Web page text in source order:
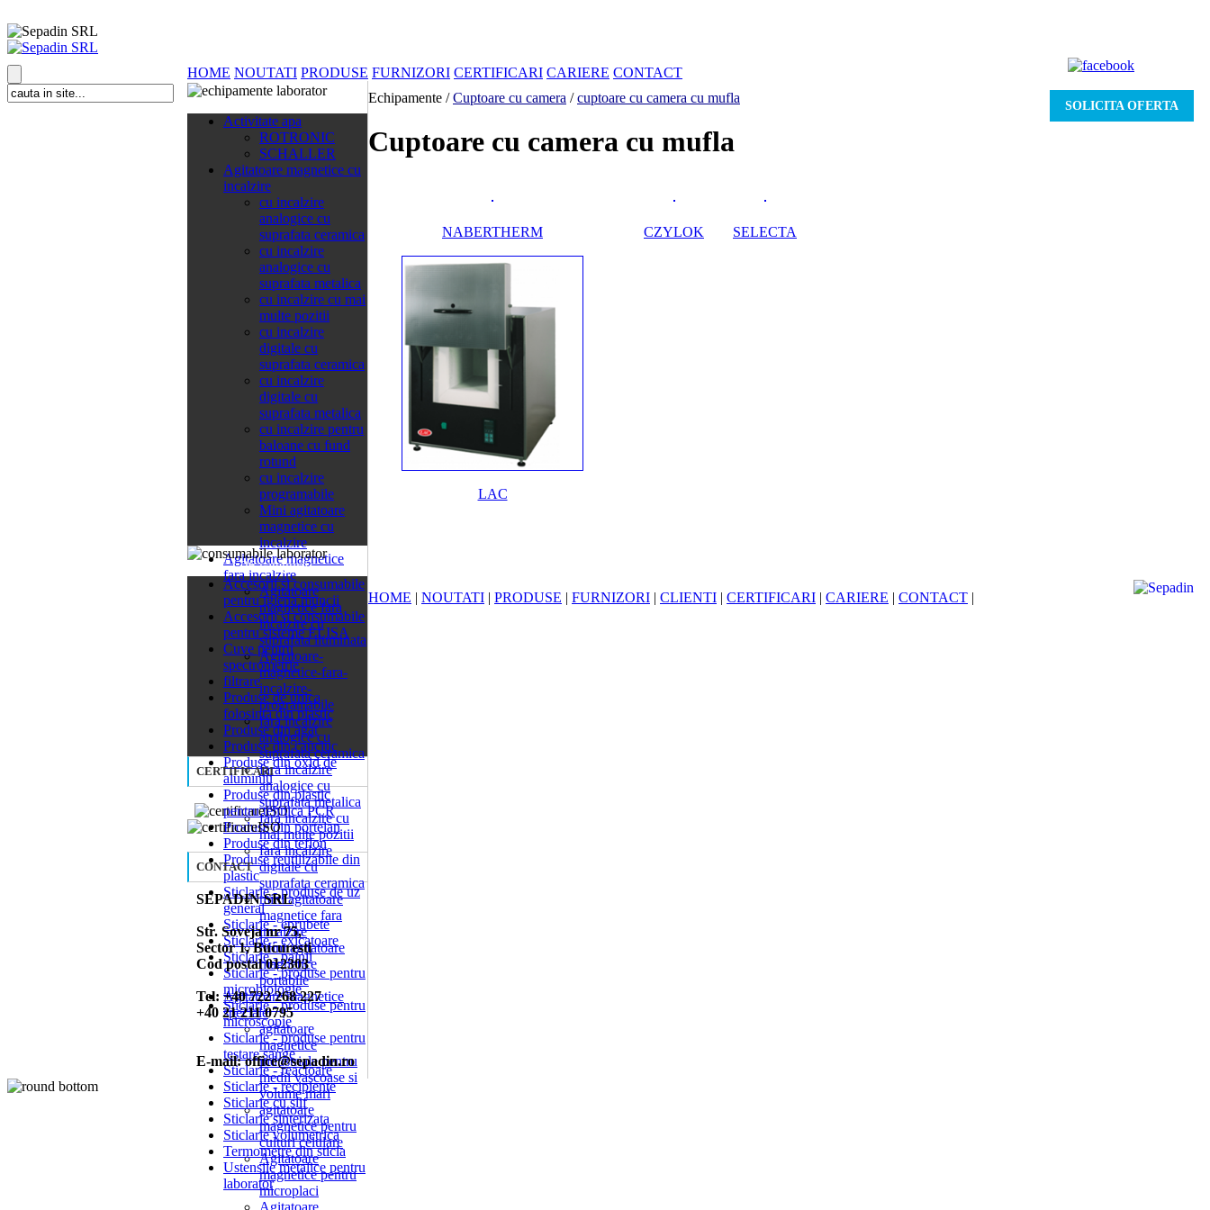
HOME NOUTATI PRODUSE FURNIZORI CERTIFICARI CARIERE CONTACT
Activitate apa
ROTRONIC
SCHALLER
Agitatoare magnetice cu
incalzire
cu incalzire
analogice cu
suprafata ceramica
cu incalzire
analogice cu
suprafata metalica
cu incalzire cu mai
multe pozitii
cu incalzire
digitale cu
suprafata ceramica
cu incalzire
digitale cu
suprafata metalica
cu incalzire pentru
baloane cu fund
rotund
cu incalzire
programabile
Mini agitatoare
magnetice cu
incalzire
Agitatoare magnetice
fara incalzire
Agitatoare
magnetice fara
incalzire cu
suprafata iluminata
Agitatoare-
magnetice-fara-
incalzire-
programabile
fara incalzire
analogice cu
suprafata ceramica
fara incalzire
analogice cu
suprafata metalica
fara incalzire cu
mai multe pozitii
fara incalzire
digitale cu
suprafata ceramica
mini agitatoare
magnetice fara
incalzire
Mini agitatoare
magnetice
portabile
Agitatoare magnetice
speciale
agitatoare
magnetice
industriale pentru
medii vascoase si
volume mari
agitatoare
magnetice pentru
culturi celulare
Agitatoare
magnetice pentru
microplaci
Agitatoare
26 categorii
Accesorii si consumabile
pentru igiena muncii
Accesorii si consumabile
pentru sisteme ELISA
Cuve pentru
spectrometrie
filtrare
Produse de unica
folosinta din plastic
Produse din agat
Produse din cauciuc
Produse din oxid de
aluminiu
Produse din plastic
pentru tehnica PCR
Produse din portelan
Produse din teflon
Produse reutilizabile din
plastic
Sticlarie - produse de uz
general
Sticlarie - eprubete
Sticlarie - exicatoare
Sticlarie - palnii
Sticlarie - produse pentru
microbiologie
Sticlarie - produse pentru
microscopie
Sticlarie - produse pentru
testare sange
Sticlarie - reactoare
Sticlarie - recipiente
Sticlarie cu slif
Sticlarie sinterizata
Sticlarie volumetrica
Termometre din sticla
Ustensile metalice pentru
laborator
CERTIFICARI
CONTACT
SEPADIN SRL
Str. Soveja nr 75,
Sector 1, Bucuresti
Cod postal 012303
Tel: +40 722 268 227
+40 21 211 0795
E-mail: office@sepadin.ro
Echipamente /Cuptoare cu camera /cuptoare cu camera cu mufla
SOLICITA OFERTA
Cuptoare cu camera cu mufla
NABERTHERM CZYLOK SELECTA
LAC
HOME | NOUTATI | PRODUSE | FURNIZORI | CLIENTI | CERTIFICARI | CARIERE | CONTACT |